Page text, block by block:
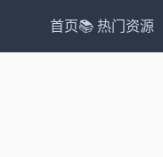
首页📚 热门资源